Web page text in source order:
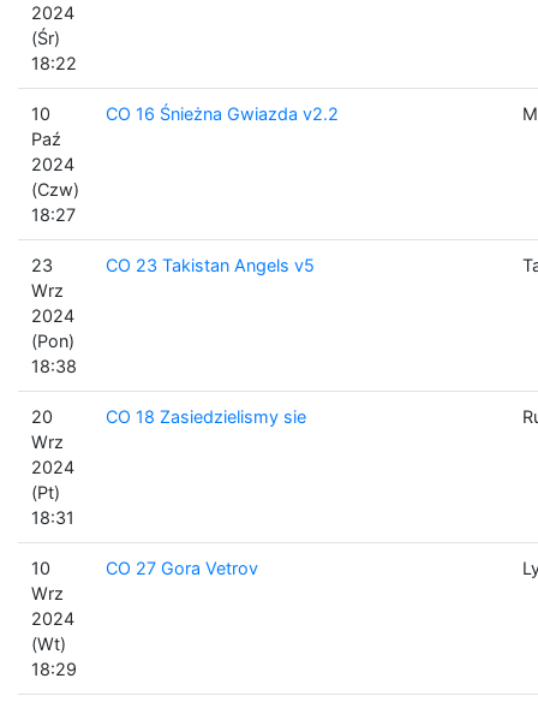
2024
(Śr)
18:22
10
Paź
2024
(Czw)
18:27
CO 16 Śnieżna Gwiazda v2.2
23
Wrz
2024
(Pon)
18:38
CO 23 Takistan Angels v5
20
Wrz
2024
(Pt)
18:31
CO 18 Zasiedzielismy sie
10
Wrz
2024
(Wt)
18:29
CO 27 Gora Vetrov